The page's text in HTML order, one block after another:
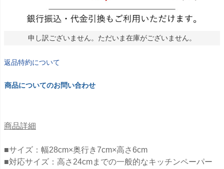
申し訳ございません。ただいま在庫がございません。
返品特約について
商品についてのお問い合わせ
商品詳細
■サイズ：幅28cm×奥行き7cm×高さ6cm
■対応サイズ：高さ24cmまでの一般的なキッチンペーパー